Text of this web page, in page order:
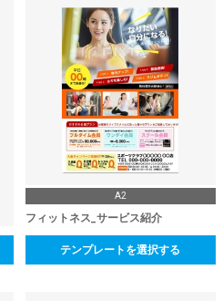
A2
フィットネス_サービス紹介
テンプレートを選択する